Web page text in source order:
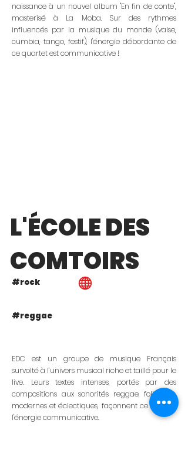
naissance à un nouvel album "En fin de conte",
masterisé à La Moba. Sur des rythmes
influencés par la musique du monde (valse,
cumbia, tango, festif), l'énergie débordante de
ce quartet est communicative !
#rock
#reggae
L'ÉCOLE DES
COMTOIRS
EDC est un groupe de musique Français
survolté à l’univers musical riche et taillé pour le
live. Leurs textes intenses, portés par des
compositions aux sonorités reggae, folk, rock,
modernes et éclectiques, façonnent ce band à
l'énergie communicative.